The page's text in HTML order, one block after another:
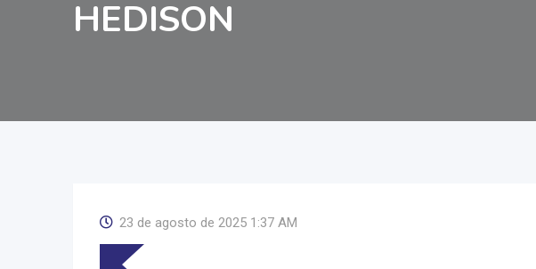
HEDISON
23 de agosto de 2025 1:37 AM